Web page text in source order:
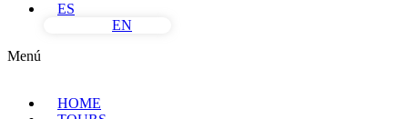
ES
EN
Menú
HOME